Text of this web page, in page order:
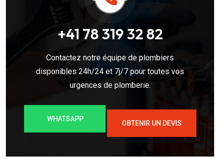
+41 78 319 32 82
Contactez notre équipe de plombiers
disponibles 24h/24 et 7j/7 pour toutes vos
urgences de plomberie.
WHATSAPP
OBTENIR UN DEVIS